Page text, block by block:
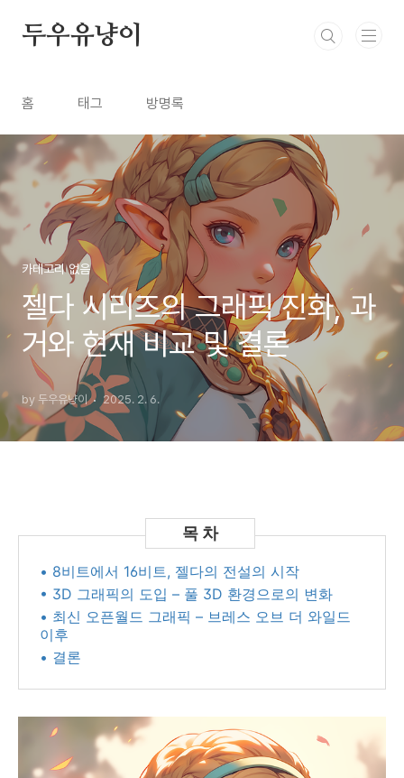
두우유냥이
홈 태그 방명록
카테고리 없음
젤다 시리즈의 그래픽 진화, 과
거와 현재 비교 및 결론
by 두우유냥이 2025. 2. 6.
• 8비트에서 16비트, 젤다의 전설의 시작
• 3D 그래픽의 도입 – 풀 3D 환경으로의 변화
• 최신 오픈월드 그래픽 – 브레스 오브 더 와일드
이후
• 결론